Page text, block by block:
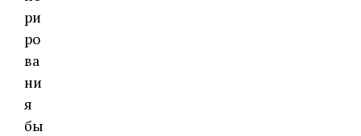
ри
ро
ва
ни
я
бы